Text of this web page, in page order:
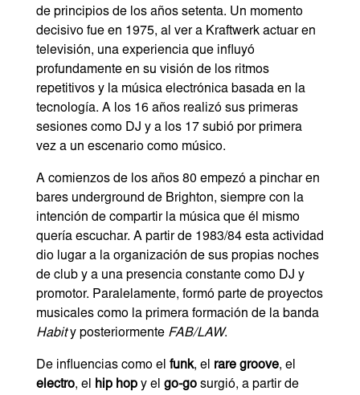
de principios de los años setenta. Un momento
decisivo fue en 1975, al ver a Kraftwerkactuar en
televisión, una experiencia que influyó
profundamente en su visión de los ritmos
repetitivos y la música electrónica basada en la
tecnología. A los 16 años realizó sus primeras
sesiones como DJ y a los 17 subió por primera
vez a un escenario como músico.
A comienzos de los años 80 empezó a pinchar en
bares underground de Brighton, siempre con la
intención de compartir la música que él mismo
quería escuchar. A partir de 1983/84 esta actividad
dio lugar a la organización de sus propias noches
de club y a una presencia constante como DJ y
promotor. Paralelamente, formó parte de proyectos
musicales como la primera formación de la banda
Habity posteriormente FAB/LAW.
De influencias como el funk, el rare groove, el
electro, el hip hopy el go-gosurgió, a partir de